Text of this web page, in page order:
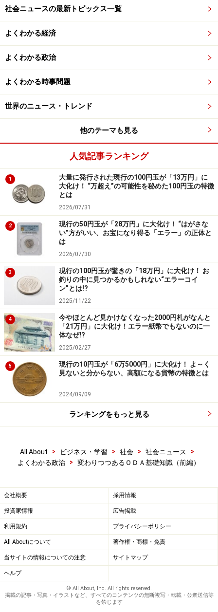
にします。現代ＯＤＡの源流は実にこの性質のＯＤＡで
ある、という研究家は少なくありません。
まります。そんななか、アメリカは広がっていく共産主
義勢力に対抗するため、「封じ込め政策」を実施しま
のです。
つまり、戦争で荒廃してしまった国々の復興をアメリカ
による巨額の資金援助で強力に支援することで、これら
の国々を経済的に自立させ、共産主義勢力が入り込む余
地をなくそうとしたのでした。
こうしてアメリカはＯＤＡという手段を通じて、非軍事
的に西ヨーロッパや日本を「敵の手」から守り、アメリ
カ陣営にとどめておくことに成功したのでした。まさに
アメリカの国益にかなった、戦略的援助型ＯＤＡだった
といえます。
今でもアメリカはＯＤＡの外交的な「戦略性」を重視し
ていると考えられています。米ソ冷戦時代、アフリカ援
助を行ったのもソ連勢力にアフリカを奪われないためだ
ったといわれていますし、いわゆる「９．１１」後、中
東や中央アジアの親米国に多額の援助を行っています。
戦略的援助型ＯＤＡは、援助すること、そしてその額の
みがもっぱら重視され、援助の「質」は軽視していると
して、しばしば批判されることがあります。
しかし、ＯＤＡという「非軍事型」の外交により自国の
もいわれています。
なぜインフラ開発援助型ＯＤＡが必要なの
か
植民地支配が長く続いた開発途上国には開発のための資本
が決定的に不足している。それを補うのがODAの役割。
さて、われわれがＯＤＡといった場合、開発途上国に対
して橋や道路、ダムや空港といった大規模なインフラ
社会ニュースの最新トピックス一覧
よくわかる経済
よくわかる政治
よくわかる時事問題
世界のニュース・トレンド
他のテーマも見る
人気記事ランキング
1
大量に発行された現行の100円玉が「13万円」に
大化け！ “万超え”の可能性を秘めた100円玉の特徴
とは
2026/07/31
2
現行の50円玉が「28万円」に大化け！ “はがさな
い”方がいい、お宝になり得る「エラー」の正体と
は
2026/07/30
3
現行の100円玉が驚きの「18万円」に大化け！ お
釣りの中に見つかるかもしれない“エラーコイ
ン”とは!?
2025/11/22
4
今やほとんど見かけなくなった2000円札がなんと
「21万円」に大化け！エラー紙幣でもないのに一
体なぜ!?
2025/02/27
5
現行の10円玉が「6万5000円」に大化け！ よ～く
見ないと分からない、高額になる貨幣の特徴とは
2024/09/09
ランキングをもっと見る
All About > ビジネス・学習 > 社会 > 社会ニュース
>
よくわかる政治
> 変わりつつあるＯＤＡ基礎知識（前編）
会社概要 採用情報
投資家情報 広告掲載
利用規約 プライバシーポリシー
All Aboutについて 著作権・商標・免責
当サイトの情報についての注意 サイトマップ
ヘルプ
© All About, Inc. All rights reserved.
掲載の記事・写真・イラストなど、すべてのコンテンツの無断複写・転載・公衆送信等
を禁じます